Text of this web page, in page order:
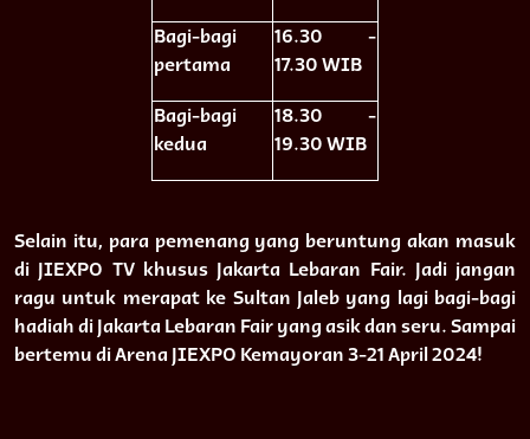
Bagi-bagi
pertama
16.30 -
17.30 WIB
Bagi-bagi
kedua
18.30 -
19.30 WIB
Selain itu, para pemenang yang beruntung akan masuk
di JIEXPO TV khusus Jakarta Lebaran Fair. Jadi jangan
ragu untuk merapat ke Sultan Jaleb yang lagi bagi-bagi
hadiah di Jakarta Lebaran Fair yang asik dan seru. Sampai
bertemu di Arena JIEXPO Kemayoran 3-21 April 2024!